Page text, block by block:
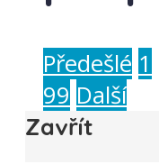
Předešlé 1
99 Další
Zavřít